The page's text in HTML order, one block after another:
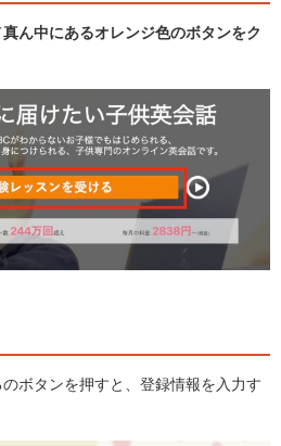
真ん中にあるオレンジ色のボタンをク
ボタンを押すと、登録情報を入力す